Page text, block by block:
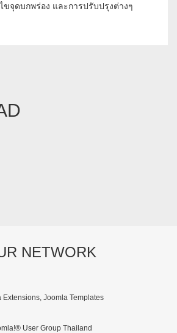
จุดบกพร่อง และการปรับปรุงต่างๆ
NETWORK
Extensions, Joomla Templates
User Group Thailand